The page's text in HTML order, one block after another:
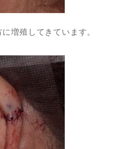
増殖してきています。